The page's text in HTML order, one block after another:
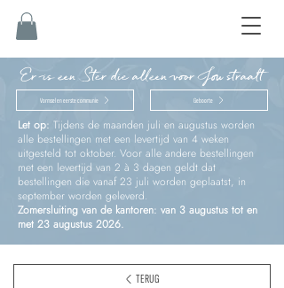
Er is een Ster die alleen voor Jou straalt
Vormsel en eerste communie Geboorte
Let op: Tijdens de maanden juli en augustus worden
alle bestellingen met een levertijd van 4 weken
uitgesteld tot oktober. Voor alle andere bestellingen
met een levertijd van 2 à 3 dagen geldt dat
bestellingen die vanaf 23 juli worden geplaatst, in
september worden geleverd.
Zomersluiting van de kantoren: van 3 augustus tot en
met 23 augustus 2026.
TERUG